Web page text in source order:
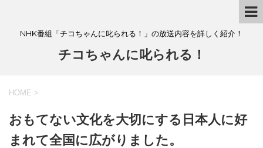
NHK番組「チコちゃんに叱られる！」の放送内容を詳しく紹介！
チコちゃんに叱られる！
HOME >
おもてない文化を大切にする日本人に好
まれて全国に広がりました。